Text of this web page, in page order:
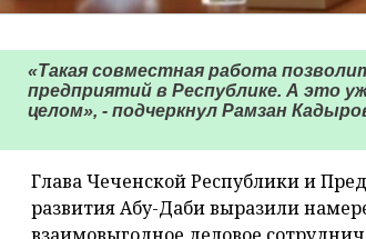
«Такая совместная работа
предприятий в Республике. А это
целом», - подчеркнул Рамзан
Глава Чеченской Республики и
развития Абу-Даби выразили